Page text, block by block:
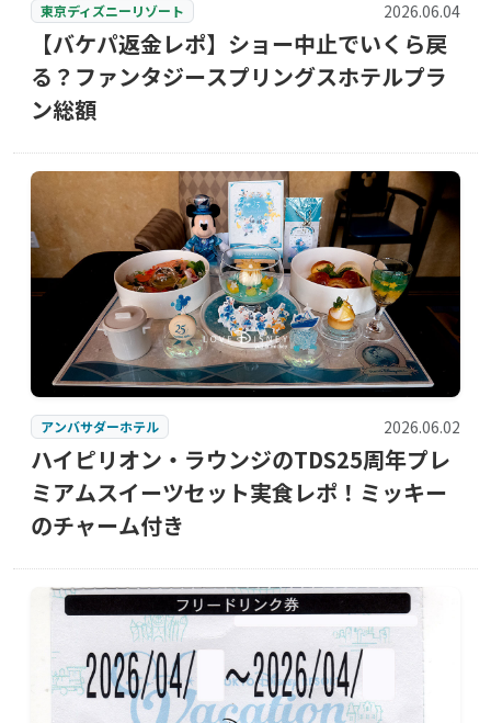
東京ディズニーリゾート 2026.06.04
【バケパ返金レポ】ショー中止でいくら戻
る？ファンタジースプリングスホテルプラ
ン総額
アンバサダーホテル 2026.06.02
ハイピリオン・ラウンジのTDS25周年プレ
ミアムスイーツセット実食レポ！ミッキー
のチャーム付き